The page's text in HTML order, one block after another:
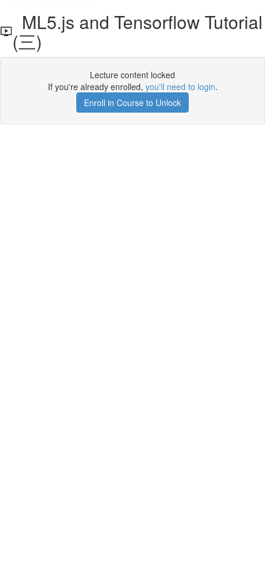
ML5.js and Tensorflow Tutorial
(三)
Lecture content locked
If you're already enrolled, you'll need to login.
Enroll in Course to Unlock